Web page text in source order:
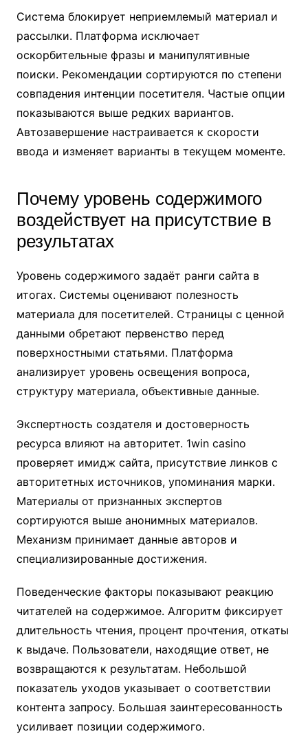
Система блокирует неприемлемый материал и
рассылки. Платформа исключает
оскорбительные фразы и манипулятивные
поиски. Рекомендации сортируются по степени
совпадения интенции посетителя. Частые опции
показываются выше редких вариантов.
Автозавершение настраивается к скорости
ввода и изменяет варианты в текущем моменте.
Почему уровень содержимого
воздействует на присутствие в
результатах
Уровень содержимого задаёт ранги сайта в
итогах. Системы оценивают полезность
материала для посетителей. Страницы с ценной
данными обретают первенство перед
поверхностными статьями. Платформа
анализирует уровень освещения вопроса,
структуру материала, объективные данные.
Экспертность создателя и достоверность
ресурса влияют на авторитет. 1win casino
проверяет имидж сайта, присутствие линков с
авторитетных источников, упоминания марки.
Материалы от признанных экспертов
сортируются выше анонимных материалов.
Механизм принимает данные авторов и
специализированные достижения.
Поведенческие факторы показывают реакцию
читателей на содержимое. Алгоритм фиксирует
длительность чтения, процент прочтения, откаты
к выдаче. Пользователи, находящие ответ, не
возвращаются к результатам. Небольшой
показатель уходов указывает о соответствии
контента запросу. Большая заинтересованность
усиливает позиции содержимого.